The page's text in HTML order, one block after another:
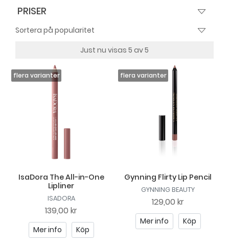
PRISER
Just nu visas 5 av 5
IsaDora The All-in-One
Lipliner
ISADORA
139,00 kr
Mer info Köp
Gynning Flirty Lip Pencil
GYNNING BEAUTY
129,00 kr
Mer info Köp